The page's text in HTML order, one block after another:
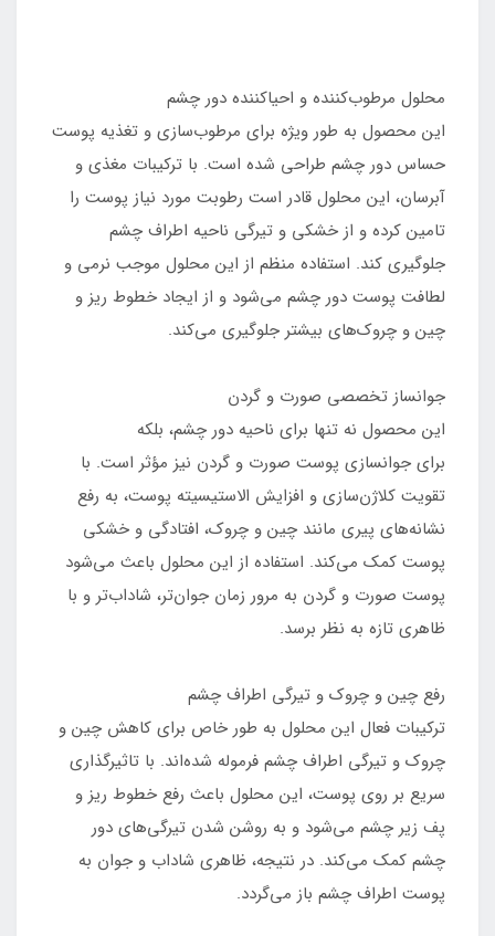
محلول مرطوب‌کننده و احیاکننده دور چشم
این محصول به طور ویژه برای مرطوب‌سازی و تغذیه پوست
حساس دور چشم طراحی شده است. با ترکیبات مغذی و
آبرسان، این محلول قادر است رطوبت مورد نیاز پوست را
تامین کرده و از خشکی و تیرگی ناحیه اطراف چشم
جلوگیری کند. استفاده منظم از این محلول موجب نرمی و
لطافت پوست دور چشم می‌شود و از ایجاد خطوط ریز و
چین و چروک‌های بیشتر جلوگیری می‌کند.
جوانساز تخصصی صورت و گردن
این محصول نه تنها برای ناحیه دور چشم، بلکه
برای جوانسازی پوست صورت و گردن نیز مؤثر است. با
تقویت کلاژن‌سازی و افزایش الاستیسیته پوست، به رفع
نشانه‌های پیری مانند چین و چروک، افتادگی و خشکی
پوست کمک می‌کند. استفاده از این محلول باعث می‌شود
پوست صورت و گردن به مرور زمان جوان‌تر، شاداب‌تر و با
ظاهری تازه به نظر برسد.
رفع چین و چروک و تیرگی اطراف چشم
ترکیبات فعال این محلول به طور خاص برای کاهش چین و
چروک و تیرگی اطراف چشم فرموله شده‌اند. با تاثیرگذاری
سریع بر روی پوست، این محلول باعث رفع خطوط ریز و
پف زیر چشم می‌شود و به روشن شدن تیرگی‌های دور
چشم کمک می‌کند. در نتیجه، ظاهری شاداب و جوان به
پوست اطراف چشم باز می‌گردد.